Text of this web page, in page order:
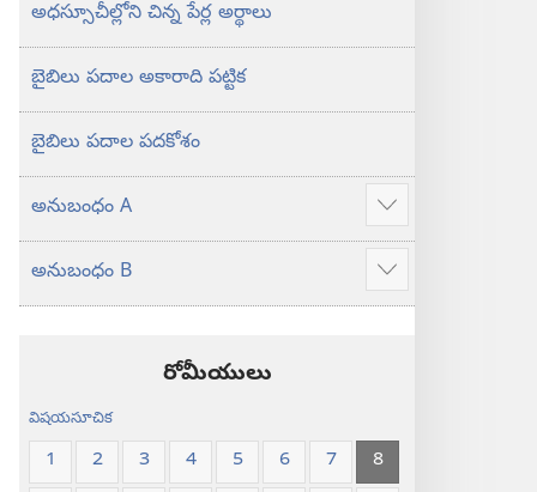
అధస్సూచీల్లోని చిన్న పేర్ల అర్థాలు
బైబిలు పదాల అకారాది పట్టిక
బైబిలు పదాల పదకోశం
అనుబంధం A
ఎక్కువ
చూపించు
అనుబంధం B
ఎక్కువ
చూపించు
రోమీయులు
విషయసూచిక
1 2 3 4 5 6 7
8